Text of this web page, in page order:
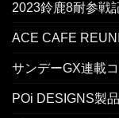
2023鈴鹿8耐参戦
ACE CAFE
サンデーGX連載
POi DESIGNS製